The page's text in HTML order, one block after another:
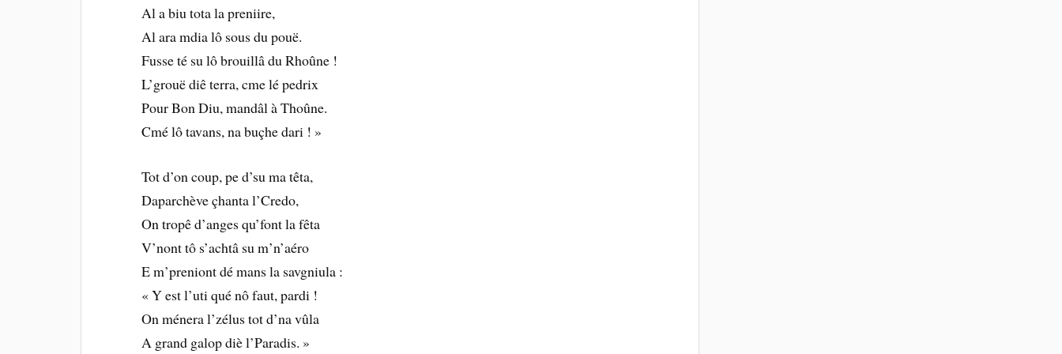
Al a biu tota la preniire,
Al ara mdia lô sous du pouë.
Fusse té su lô brouillâ du Rhoûne !
L’grouë diê terra, cme lé pedrix
Pour Bon Diu, mandâl à Thoûne.
Cmé lô tavans, na buçhe dari ! »
Tot d’on coup, pe d’su ma têta,
Daparchève çhanta l’Credo,
On tropê d’anges qu’font la fêta
V’nont tô s’achtâ su m’n’aéro
E m’preniont dé mans la savgniula :
« Y est l’uti qué nô faut, pardi !
On ménera l’zélus tot d’na vûla
A grand galop diè l’Paradis. »